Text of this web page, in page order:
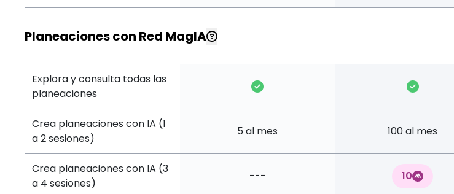
Planeaciones con Red MagIA
Explora y consulta todas las
planeaciones
Crea planeaciones con IA (1
a 2 sesiones)
5 al mes 100 al mes
Crea planeaciones con IA (3
a 4 sesiones)
--- 10